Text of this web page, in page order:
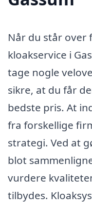
Når du står over
kloakservice i
tage nogle
sikre, at du får
bedste pris. At
fra forskellige
strategi. Ved at
blot
vurdere
tilbydes.